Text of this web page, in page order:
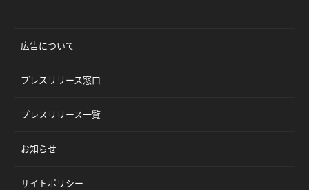
広告について
プレスリリース窓口
プレスリリース一覧
お知らせ
サイトポリシー